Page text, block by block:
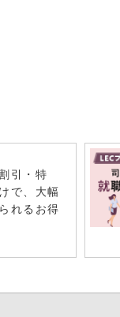
引・特
で、大幅
れるお得